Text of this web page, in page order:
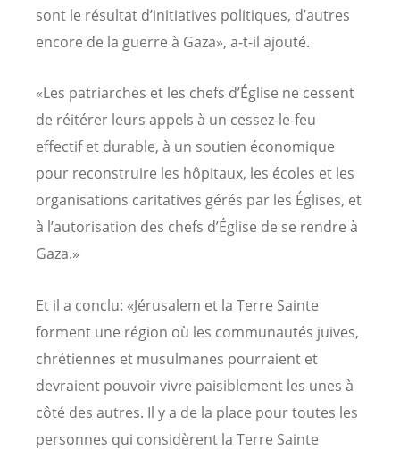
sont le résultat d’initiatives politiques, d’autres
encore de la guerre à Gaza», a-t-il ajouté.
«Les patriarches et les chefs d’Église ne cessent
de réitérer leurs appels à un cessez-le-feu
effectif et durable, à un soutien économique
pour reconstruire les hôpitaux, les écoles et les
organisations caritatives gérés par les Églises, et
à l’autorisation des chefs d’Église de se rendre à
Gaza.»
Et il a conclu: «Jérusalem et la Terre Sainte
forment une région où les communautés juives,
chrétiennes et musulmanes pourraient et
devraient pouvoir vivre paisiblement les unes à
côté des autres. Il y a de la place pour toutes les
personnes qui considèrent la Terre Sainte